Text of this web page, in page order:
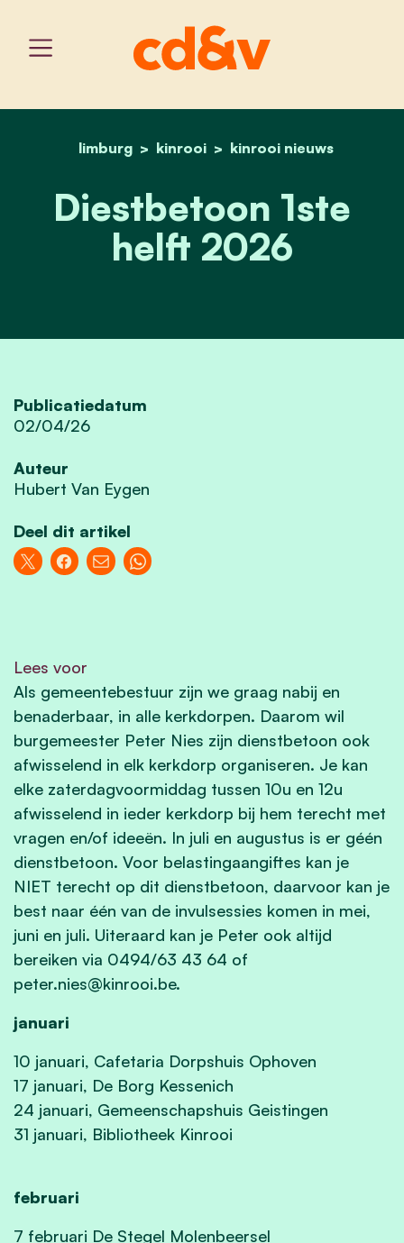
home
limburg kinrooi kinrooi nieuws
diestbetoon 1ste helft
Diestbetoon 1ste
helft 2026
Publicatiedatum
02/04/26
Auteur
Hubert Van Eygen
Deel dit artikel
Lees voor
Als gemeentebestuur zijn we graag nabij en
benaderbaar, in alle kerkdorpen. Daarom wil
burgemeester Peter Nies zijn dienstbetoon ook
afwisselend in elk kerkdorp organiseren. Je kan
elke zaterdagvoormiddag tussen 10u en 12u
afwisselend in ieder kerkdorp bij hem terecht met
vragen en/of ideeën. In juli en augustus is er géén
dienstbetoon. Voor belastingaangiftes kan je
NIET terecht op dit dienstbetoon, daarvoor kan je
best naar één van de invulsessies komen in mei,
juni en juli. Uiteraard kan je Peter ook altijd
bereiken via 0494/63 43 64 of
peter.nies@kinrooi.be.
januari
10 januari, Cafetaria Dorpshuis Ophoven
17 januari, De Borg Kessenich
24 januari, Gemeenschapshuis Geistingen
31 januari, Bibliotheek Kinrooi
februari
7 februari De Stegel Molenbeersel